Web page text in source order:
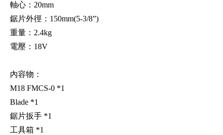
軸心：20mm
鋸片外徑：150mm(5-3/8”)
重量：2.4kg
電壓：18V
內容物：
M18 FMCS-0 *1
Blade *1
鋸片扳手 *1
工具箱 *1